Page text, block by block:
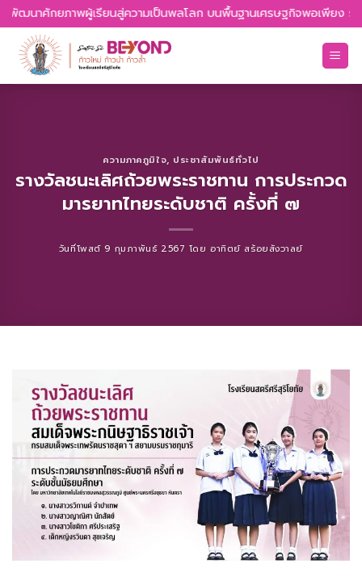
Skip
to
content
ฒนาศักยภาพผู้เรียนสู่ความเป็นพลโลก บนพื้นฐานเศรษฐกิจพอเพียง รั
ความภาคภูมิใจ, ประชาสัมพันธ์ทั่วไป
รางวัลชนะเลิศถ้วยพระราชทาน การประกวด
มารยาทไทยระดับชาติ ครั้งที่ ๗
วันที่โพสต์9 กุมภาพันธ์ 2567 โดยอาทิตย์ สร้อยสังวาลย์